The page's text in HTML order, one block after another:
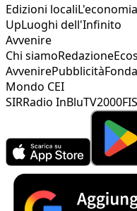
Edizioni locali
UpLuoghi dell'Infinito
Avvenire
Chi siamoRedazione
AvvenirePubblicità
Mondo CEI
SIRRadio InBluTV2000